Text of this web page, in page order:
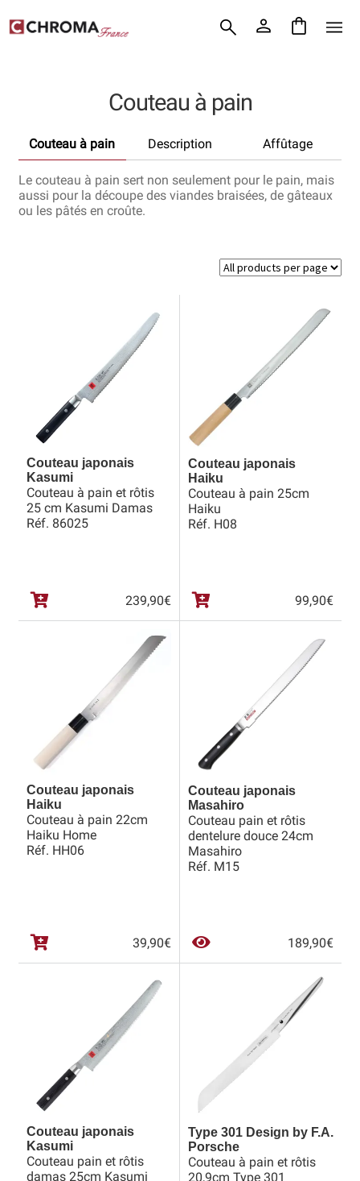
Aller
Aller
Chroma France
Conditions Générales de Vente
Contact
Ma sélection
Mentions légales
Mon Compte
Partenaires
Politique de confidentialité
Politique en matière de remboursements et de retours
Questions / Réponses
Questions-Réponses?
Revendeurs
Revue de presse
Téléchargements
Trouver mon couteau
Couteau à pain
Couteau à pain Description Affûtage
Le couteau à pain sert non seulement pour le pain, mais
aussi pour la découpe des viandes braisées, de gâteaux
ou les pâtés en croûte.
Couteau japonais
Kasumi
Couteau à pain et rôtis
25 cm Kasumi Damas
Réf. 86025
239,90€
Couteau japonais
Haiku
Couteau à pain 25cm
Haiku
Réf. H08
99,90€
Couteau japonais
Haiku
Couteau à pain 22cm
Haiku Home
Réf. HH06
39,90€
Couteau japonais
Masahiro
Couteau pain et rôtis
dentelure douce 24cm
Masahiro
Réf. M15
189,90€
Couteau japonais
Kasumi
Couteau pain et rôtis
damas 25cm Kasumi
Type 301 Design by F.A.
Porsche
Couteau à pain et rôtis
20,9cm Type 301